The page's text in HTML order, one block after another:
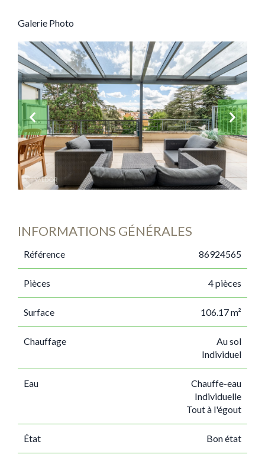
Galerie Photo
INFORMATIONS GÉNÉRALES
Référence 86924565
Pièces 4 pièces
Surface 106.17 m²
Chauffage
Au sol
Individuel
Eau
Chauffe-eau
Individuelle
Tout à l'égout
État Bon état